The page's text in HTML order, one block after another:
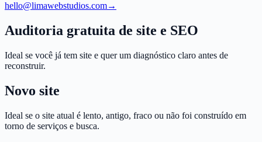
hello@limawebstudios.com→
Auditoria gratuita de site e SEO
Ideal se você já tem site e quer um diagnóstico claro antes de
reconstruir.
Novo site
Ideal se o site atual é lento, antigo, fraco ou não foi construído em
torno de serviços e busca.